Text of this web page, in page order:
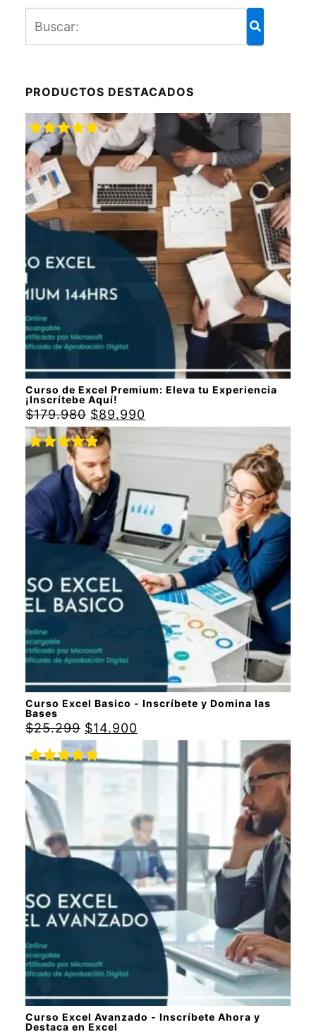
PRODUCTOS DESTACADOS
Curso de Excel Premium: Eleva tu Experiencia
¡Inscrítebe Aquí!
Valorado
con5.00de
5
$179.980 $89.990
Curso Excel Basico - Inscríbete y Domina las
Bases
Valorado
con5.00de
5
$25.299 $14.900
Curso Excel Avanzado - Inscríbete Ahora y
Destaca en Excel
con
5